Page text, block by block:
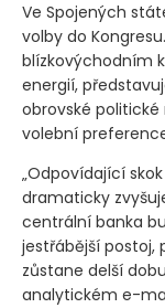
Ve Spojených
volby do
blízkovýchodním
energií,
obrovské politické
volební
„Odpovídající
dramaticky
centrální banka
jestřábější postoj,
zůstane delší
analytickém e-